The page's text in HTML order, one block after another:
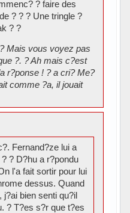
? faire des
? ? ? Une tringle ?
? ?
Mais vous voyez pas
?. ? Ah mais c?est
r?ponse ! ? a cri? Me?
comme ?a, il jouait
Fernand?ze lui a
? D?hu a r?pondu
l'a fait sortir pour lui
dessus. Quand
j?ai bien senti qu?il
? T?es s?r que t?es